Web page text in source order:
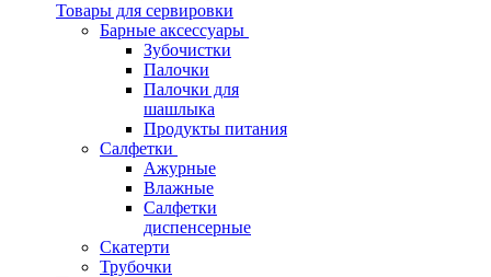
Товары для сервировки
Барные аксессуары
Зубочистки
Палочки
Палочки для
шашлыка
Продукты питания
Салфетки
Ажурные
Влажные
Салфетки
диспенсерные
Скатерти
Трубочки